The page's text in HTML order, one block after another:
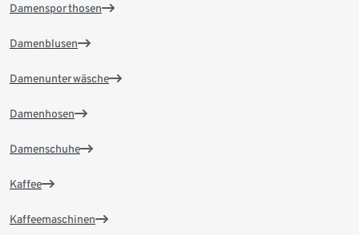
Damensporthosen
Damenblusen
Damenunterwäsche
Damenhosen
Damenschuhe
Kaffee
Kaffeemaschinen